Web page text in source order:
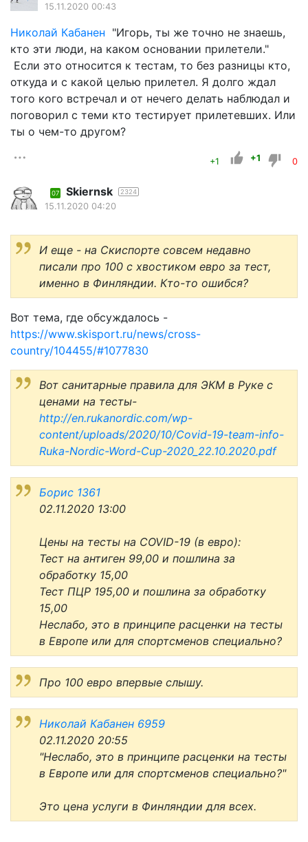
15.11.2020 00:43
Николай Кабанен "Игорь, ты же точно не знаешь,
кто эти люди, на каком основании прилетели."
Если это относится к тестам, то без разницы кто,
откуда и с какой целью прилетел. Я долго ждал
того кого встречал и от нечего делать наблюдал и
поговорил с теми кто тестирует прилетевших. Или
ты о чем-то другом?
+1 +1 0
07 Skiernsk 2324
15.11.2020 04:20
И еще - на Скиспорте совсем недавно
писали про 100 с хвостиком евро за тест,
именно в Финляндии. Кто-то ошибся?
Вот тема, где обсуждалось -
https://www.skisport.ru/news/cross-
country/104455/#1077830
Вот санитарные правила для ЭКМ в Руке с
ценами на тесты-
http://en.rukanordic.com/wp-
content/uploads/2020/10/Covid-19-team-info-
Ruka-Nordic-Word-Cup-2020_22.10.2020.pdf
Борис 1361
02.11.2020 13:00
Цены на тесты на COVID-19 (в евро):
Тест на антиген 99,00 и пошлина за
обработку 15,00
Тест ПЦР 195,00 и пошлина за обработку
15,00
Неслабо, это в принципе расценки на тесты
в Европе или для спортсменов специально?
Про 100 евро впервые слышу.
Николай Кабанен 6959
02.11.2020 20:55
"Неслабо, это в принципе расценки на тесты
в Европе или для спортсменов специально?"
Это цена услуги в Финляндии для всех.